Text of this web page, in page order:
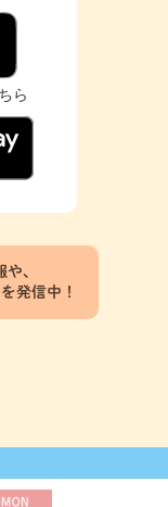
ら
、
発信中！